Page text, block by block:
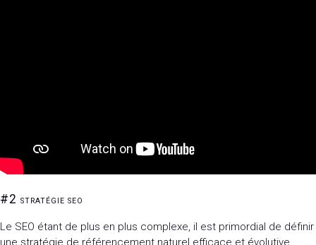
#2 STRATÉGIE SEO
Le SEO étant de plus en plus complexe, il est primordial de définir
une stratégie de référencement naturel efficace et évolutive.